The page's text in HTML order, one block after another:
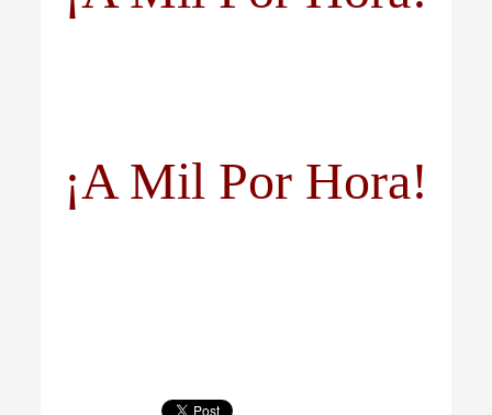
¡A Mil Por Hora!